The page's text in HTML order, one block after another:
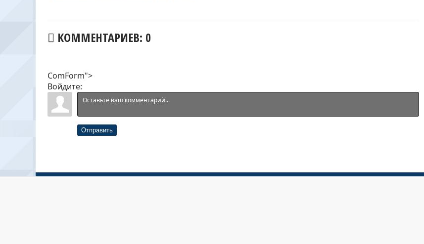
КОММЕНТАРИЕВ: 0
ComForm">
Войдите:
Отправить